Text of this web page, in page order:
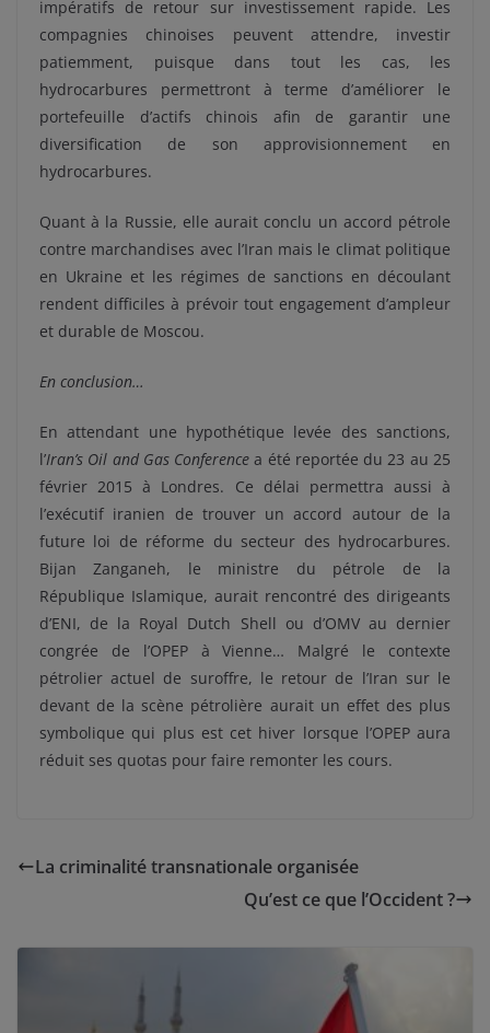
impératifs de retour sur investissement rapide. Les
compagnies chinoises peuvent attendre, investir
patiemment, puisque dans tout les cas, les
hydrocarbures permettront à terme d’améliorer le
portefeuille d’actifs chinois afin de garantir une
diversification de son approvisionnement en
hydrocarbures.
Quant à la Russie, elle aurait conclu un accord pétrole
contre marchandises avec l’Iran mais le climat politique
en Ukraine et les régimes de sanctions en découlant
rendent difficiles à prévoir tout engagement d’ampleur
et durable de Moscou.
En conclusion…
En attendant une hypothétique levée des sanctions,
l’Iran’s Oil and Gas Conferencea été reportée du 23 au 25
février 2015 à Londres. Ce délai permettra aussi à
l’exécutif iranien de trouver un accord autour de la
future loi de réforme du secteur des hydrocarbures.
Bijan Zanganeh, le ministre du pétrole de la
République Islamique, aurait rencontré des dirigeants
d’ENI, de la Royal Dutch Shell ou d’OMV au dernier
congrée de l’OPEP à Vienne… Malgré le contexte
pétrolier actuel de suroffre, le retour de l’Iran sur le
devant de la scène pétrolière aurait un effet des plus
symbolique qui plus est cet hiver lorsque l’OPEP aura
réduit ses quotas pour faire remonter les cours.
La criminalité transnationale organisée
Qu’est ce que l’Occident ?